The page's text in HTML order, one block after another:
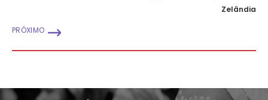
Zelândia
PRÓXIMO